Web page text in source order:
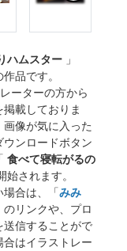
ハムスター 」
品です。
ーターの方から
載しておりま
像が気に入った
ウンロードボタン
食べて寝転がるの
始されます。
合は、「みみ
リンクや、プロ
送信することがで
はイラストレー